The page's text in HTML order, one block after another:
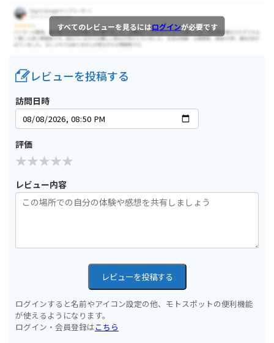
すべてのレビューを見るにはログインが必要です
レビューを投稿する
訪問日時
評価
レビュー内容
レビューを投稿する
ログインすると名前やアイコン設定の他、モトスポットの便利機能
が使えるようになります。
ログイン・会員登録はこちら